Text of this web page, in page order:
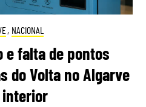
, NACIONAL
e falta de pontos
do Volta no Algarve
interior